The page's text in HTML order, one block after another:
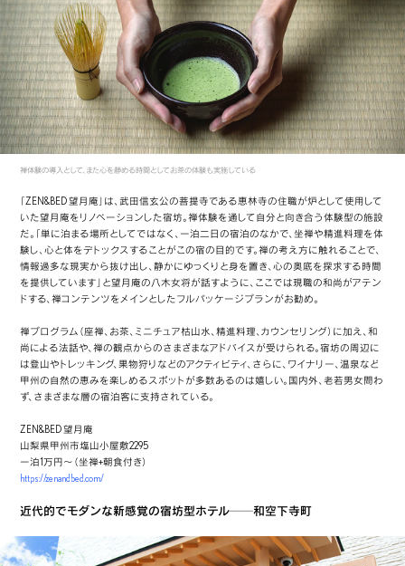
禅体験の導入として、また心を静める時間としてお茶の体験も実施している
「ZEN&BED 望月庵」は、武田信玄公の菩提寺である恵林寺の住職が炉として使用して
いた望月庵をリノベーションした宿坊。禅体験を通して自分と向き合う体験型の施設
だ。「単に泊まる場所としてではなく、一泊二日の宿泊のなかで、坐禅や精進料理を体
験し、心と体をデトックスすることがこの宿の目的です。禅の考え方に触れることで、
情報過多な現実から抜け出し、静かにゆっくりと身を置き、心の奥底を探求する時間
を提供しています」と望月庵の八木女将が話すように、ここでは現職の和尚がアテン
ドする、禅コンテンツをメインとしたフルパッケージプランがお勧め。
禅プログラム（座禅、お茶、ミニチュア枯山水、精進料理、カウンセリング）に加え、和
尚による法話や、禅の観点からのさまざまなアドバイスが受けられる。宿坊の周辺に
は登山やトレッキング、果物狩りなどのアクティビティ、さらに、ワイナリー、温泉など
甲州の自然の恵みを楽しめるスポットが多数あるのは嬉しい。国内外、老若男女問わ
ず、さまざまな層の宿泊客に支持されている。
ZEN&BED 望月庵
山梨県甲州市塩山小屋敷2295
一泊1万円～（坐禅+朝食付き）
https://zenandbed.com/
近代的でモダンな新感覚の宿坊型ホテル──和空下寺町